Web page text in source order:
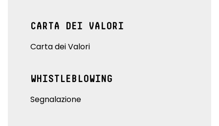
CARTA DEI VALORI
Carta dei Valori
WHISTLEBLOWING
Segnalazione